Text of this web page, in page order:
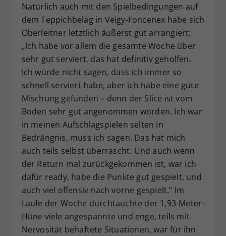
Natürlich auch mit den Spielbedingungen auf
dem Teppichbelag in Veigy-Foncenex habe sich
Oberleitner letztlich äußerst gut arrangiert:
„Ich habe vor allem die gesamte Woche über
sehr gut serviert, das hat definitiv geholfen.
Ich würde nicht sagen, dass ich immer so
schnell serviert habe, aber ich habe eine gute
Mischung gefunden – denn der Slice ist vom
Boden sehr gut angenommen worden. Ich war
in meinen Aufschlagspielen selten in
Bedrängnis, muss ich sagen. Das hat mich
auch teils selbst überrascht. Und auch wenn
der Return mal zurückgekommen ist, war ich
dafür ready, habe die Punkte gut gespielt, und
auch viel offensiv nach vorne gespielt.“ Im
Laufe der Woche durchtauchte der 1,93-Meter-
Hüne viele angespannte und enge, teils mit
Nervosität behaftete Situationen, war für ihn